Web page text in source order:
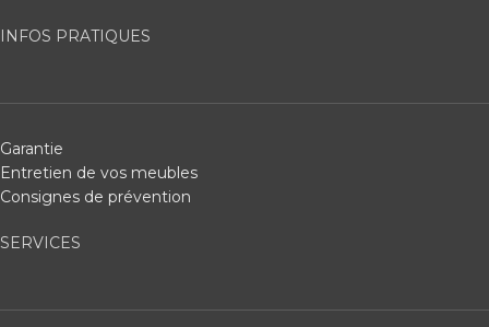
INFOS PRATIQUES
Garantie
Entretien de vos meubles
Consignes de prévention
SERVICES